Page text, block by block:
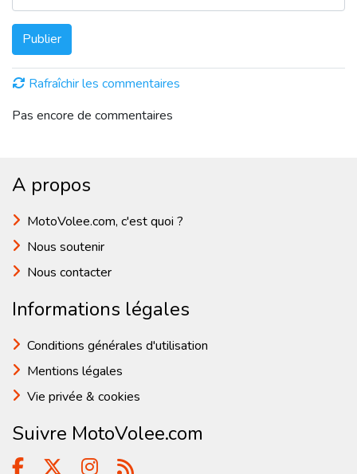
Publier
Rafraîchir les commentaires
Pas encore de commentaires
A propos
MotoVolee.com, c'est quoi ?
Nous soutenir
Nous contacter
Informations légales
Conditions générales d'utilisation
Mentions légales
Vie privée & cookies
Suivre MotoVolee.com